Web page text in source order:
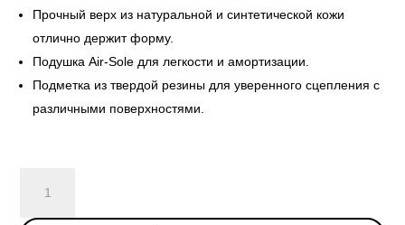
Прочный верх из натуральной и синтетической кожи
отлично держит форму.
Подушка Air-Sole для легкости и амортизации.
Подметка из твердой резины для уверенного сцепления с
различными поверхностями.